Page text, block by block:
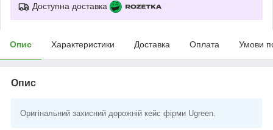
Доступна доставка
Опис Характеристики Доставка Оплата Умови
Опис
Оригінальний захисний дорожній кейс фірми Ugreen.